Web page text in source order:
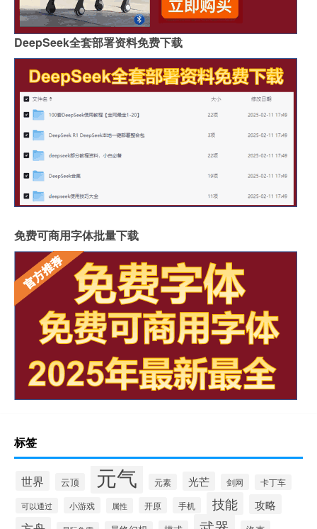
DeepSeek全套部署资料免费下载
免费可商用字体批量下载
标签
世界 云顶 元气 元素 光芒 剑网 卡丁车
可以通过 小游戏 属性 开原 手机 技能 攻略